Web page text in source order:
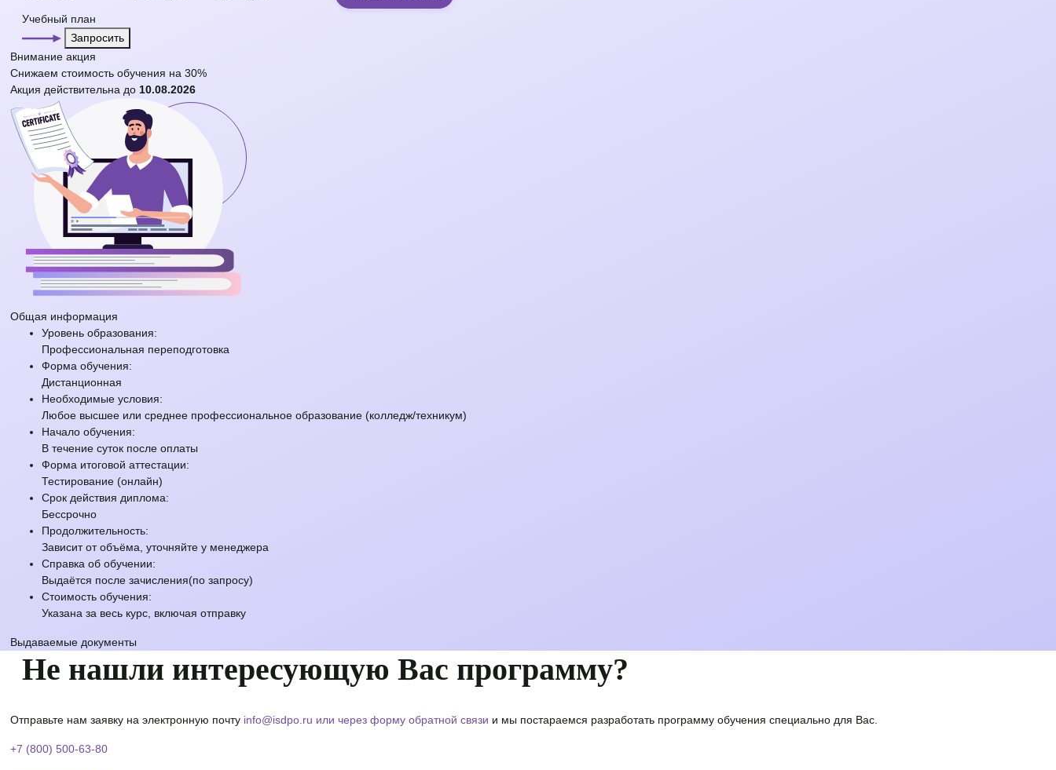
Учебный план
Запросить
Внимание акция
Снижаем стоимость обучения на 30%
Акция действительна до 10.08.2026
Общая информация
Уровень образования:
Профессиональная переподготовка
Форма обучения:
Дистанционная
Необходимые условия:
Любое высшее или среднее профессиональное образование (колледж/техникум)
Начало обучения:
В течение суток после оплаты
Форма итоговой аттестации:
Тестирование (онлайн)
Срок действия диплома:
Бессрочно
Продолжительность:
Зависит от объёма, уточняйте у менеджера
Справка об обучении:
Выдаётся после зачисления(по запросу)
Стоимость обучения:
Указана за весь курс, включая отправку
Выдаваемые документы
Не нашли интересующую Вас программу?
Отправьте нам заявку на электронную почту info@isdpo.ru или через форму обратной связи и мы постараемся разработать программу обучения специально для Вас.
+7 (800) 500-63-80